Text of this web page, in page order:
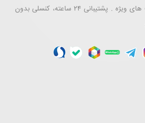
اقامتی در مشهد با تخفیف های ویژه . پشتیبانی ۲۴ ساعته، کنسلی بدون